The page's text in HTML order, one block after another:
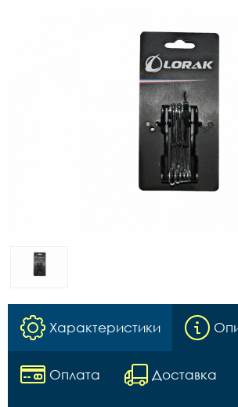
Характеристики
Оплата Доставка